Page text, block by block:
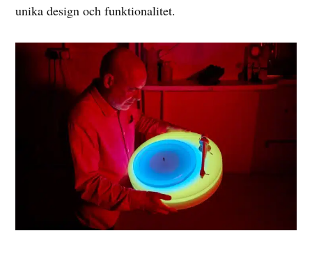
unika design och funktionalitet.